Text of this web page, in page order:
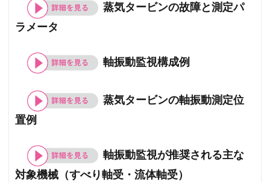
蒸気タービンの故障と測定パ
ラメータ
軸振動監視構成例
蒸気タービンの軸振動測定位
置例
軸振動監視が推奨される主な
対象機械（すべり軸受・流体軸受）